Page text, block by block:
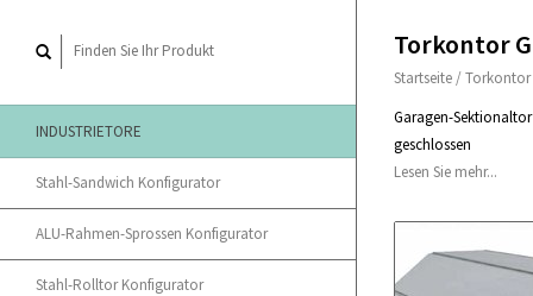
INDUSTRIETORE
Stahl-Sandwich Konfigurator
ALU-Rahmen-Sprossen Konfigurator
Stahl-Rolltor Konfigurator
Torkontor
Startseite /Torkontor
Garagen-
geschlossen
Lesen Sie mehr...